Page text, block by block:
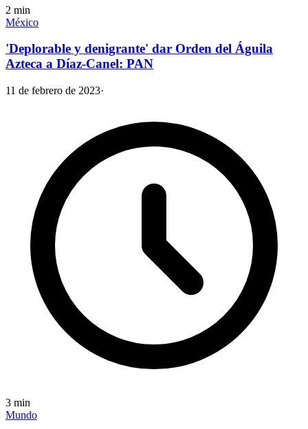
2 min
México
'Deplorable y denigrante' dar Orden del Águila
Azteca a Díaz-Canel: PAN
11 de febrero de 2023·
3 min
Mundo